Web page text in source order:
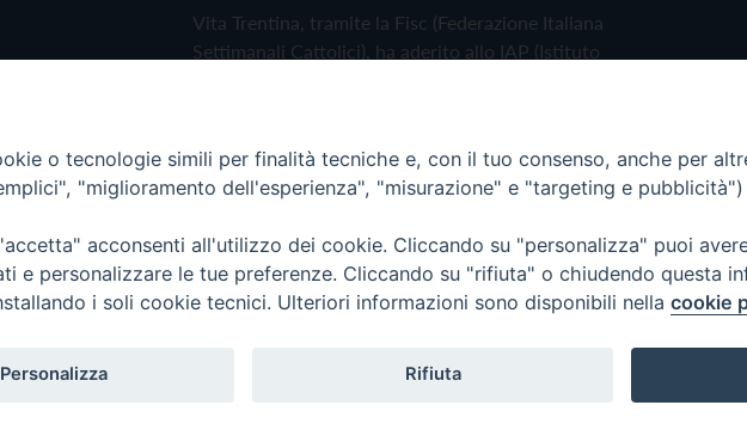
Vita Trentina, tramite la Fisc (Federazione Italiana
Settimanali Cattolici), ha aderito allo IAP (Istituto
Privacy Policy Cookie Policy
- Vita Trentina Editrice
o tecnologie simili per finalità tecniche e, con il tuo consenso, anche per
"miglioramento dell'esperienza", "misurazione" e "targeting e
acconsenti all'utilizzo dei cookie. Cliccando su "personalizza" puoi
e personalizzare le tue preferenze. Cliccando su "rifiuta" o chiudendo questa
i soli cookie tecnici. Ulteriori informazioni sono disponibili nella cookie
Personalizza Rifiuta